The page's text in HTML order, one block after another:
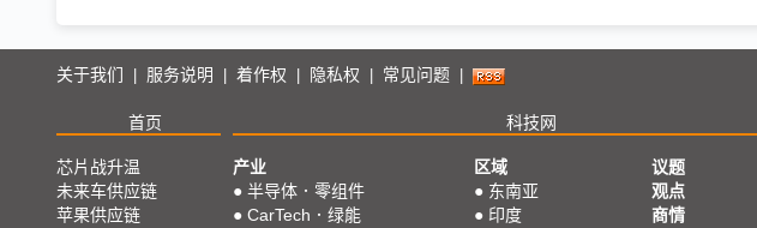
关于我们 服务说明 着作权 隐私权 常见问题
首页 科技网
芯片战升温
未来车供应链
苹果供应链
产业
● 半导体．零组件
● CarTech．绿能
区域
● 东南亚
● 印度
议题
观点
商情